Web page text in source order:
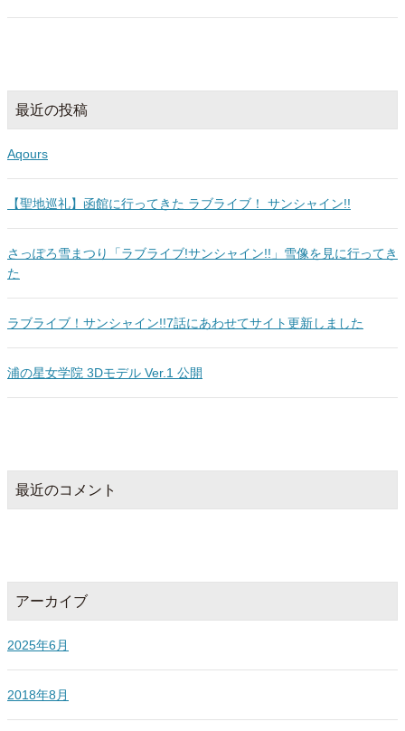
最近の投稿
Aqours
【聖地巡礼】函館に行ってきた ラブライブ！ サンシャイン!!
さっぽろ雪まつり「ラブライブ!サンシャイン!!」雪像を見に行ってき
た
ラブライブ！サンシャイン!!7話にあわせてサイト更新しました
浦の星女学院 3Dモデル Ver.1 公開
最近のコメント
アーカイブ
2025年6月
2018年8月